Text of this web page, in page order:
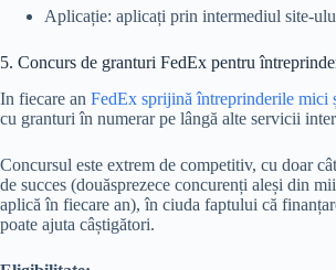
Aplicație: aplicați prin intermediul site-
5. Concurs de granturi FedEx pentru
In fiecare an FedEx sprijină întreprinderile mici
cu granturi în numerar pe lângă alte servicii
Concursul este extrem de competitiv, cu doar
de succes (douăsprezece concurenți aleși din
aplică în fiecare an), în ciuda faptului că
poate ajuta câștigători.